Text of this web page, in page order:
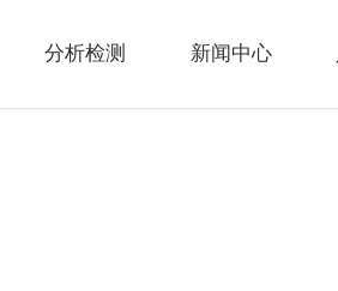
分析检测 新闻中心